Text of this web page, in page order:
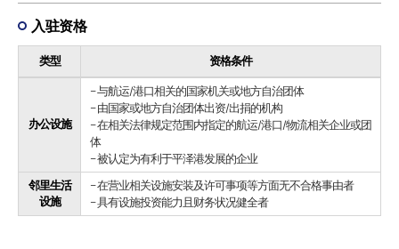
入驻资格
类型 资格条件
办公设施
- 与航运/港口相关的国家机关或地方自治团体
- 由国家或地方自治团体出资/出捐的机构
- 在相关法律规定范围内指定的航运/港口/物流相关企业或团
体
- 被认定为有利于平泽港发展的企业
邻里生活
设施
- 在营业相关设施安装及许可事项等方面无不合格事由者
- 具有设施投资能力且财务状况健全者